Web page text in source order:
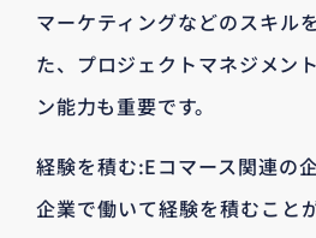
マーケティングなどのスキル
た、プロジェクトマネジメン
ン能力も重要です。
経験を積む:Eコマース関連の
企業で働いて経験を積むこと